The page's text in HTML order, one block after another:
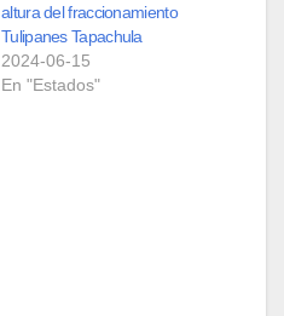
altura del fraccionamiento
Tulipanes Tapachula
2024-06-15
En "Estados"